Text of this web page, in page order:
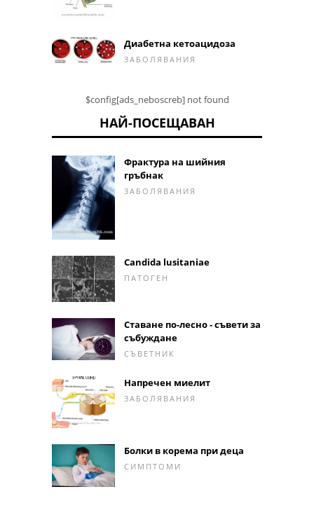
Диабетна кетоацидоза
ЗАБОЛЯВАНИЯ
$config[ads_neboscreb] not found
НАЙ-ПОСЕЩАВАН
Фрактура на шийния
гръбнак
ЗАБОЛЯВАНИЯ
Candida lusitaniae
ПАТОГЕН
Ставане по-лесно - съвети за
събуждане
СЪВЕТНИК
Напречен миелит
ЗАБОЛЯВАНИЯ
Болки в корема при деца
СИМПТОМИ